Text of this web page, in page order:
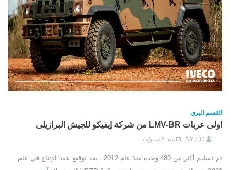
القسم البري
اولى عربات LMV-BR من شركة إيفيكو للجيش البرازيلى
IVECO منذ 5 سنوات
تم تسليم أكثر من 480 وحدة منذ عام 2012 ، بعد توقيع عقد الإنتاج في عام